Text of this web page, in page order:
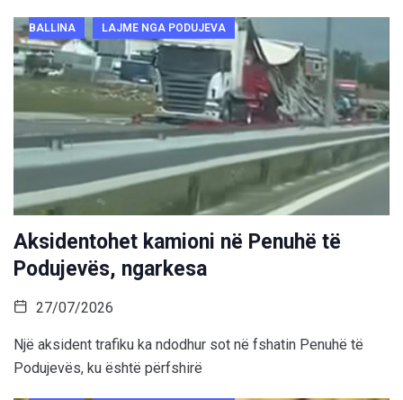
BALLINA LAJME NGA PODUJEVA
Aksidentohet kamioni në Penuhë të
Podujevës, ngarkesa
27/07/2026
Një aksident trafiku ka ndodhur sot në fshatin Penuhë të
Podujevës, ku është përfshirë